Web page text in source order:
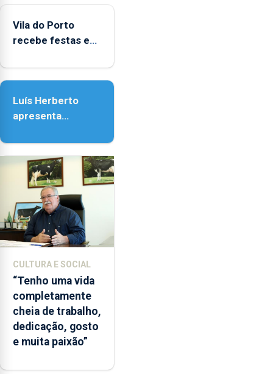
Vila do Porto
recebe festas em
Senhora da
Luís Herberto
apresenta
Paisagem’
CULTURA E SOCIAL
“Tenho uma vida
completamente
cheia de trabalho,
dedicação, gosto
e muita paixão”